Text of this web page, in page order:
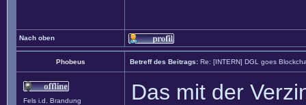
Nach oben
Phobeus Betreff des Beitrags: Re: [INTERN] DGL goes
Fels i.d. Brandung
Das mit der